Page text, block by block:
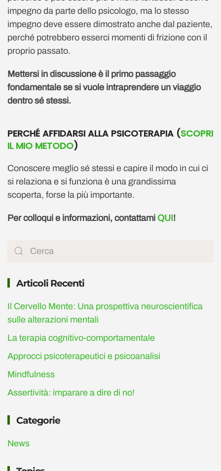
impegno da parte dello psicologo, ma lo stesso
impegno deve essere dimostrato anche dal paziente,
perché potrebbero esserci momenti di frizione con il
proprio passato.
Mettersi in discussione è il primo passaggio
fondamentale se si vuole intraprendere un viaggio
dentro sé stessi.
PERCHÉ AFFIDARSI ALLA PSICOTERAPIA (SCOPRI
IL MIO METODO)
Conoscere meglio sé stessi e capire il modo in cui ci
si relaziona e si funziona è una grandissima
scoperta, forse la più importante.
Per colloqui e informazioni, contattami QUI!
Articoli Recenti
Il Cervello Mente: Una prospettiva neuroscientifica
sulle alterazioni mentali
La terapia cognitivo-comportamentale
Approcci psicoterapeutici e psicoanalisi
Mindfulness
Assertività: imparare a dire di no!
Categorie
News